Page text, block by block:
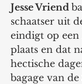
Jesse Vriend
schaatser uit
eindigt op een
plaats en dat
hectische
bagage van